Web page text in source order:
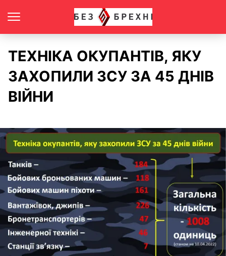
ТЕХНІКА ОКУПАНТІВ, ЯКУ
ЗАХОПИЛИ ЗСУ ЗА 45 ДНІВ
ВІЙНИ